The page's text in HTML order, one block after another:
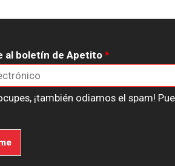
al boletín de Apetito *
¡también odiamos el spam!